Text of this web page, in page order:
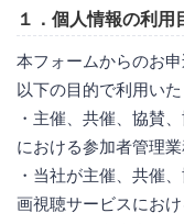
１．個人情報の利用
本フォームからのお
以下の目的で利用いた
・主催、共催、協賛
における参加者管理
・当社が主催、共催
画視聴サービスにお